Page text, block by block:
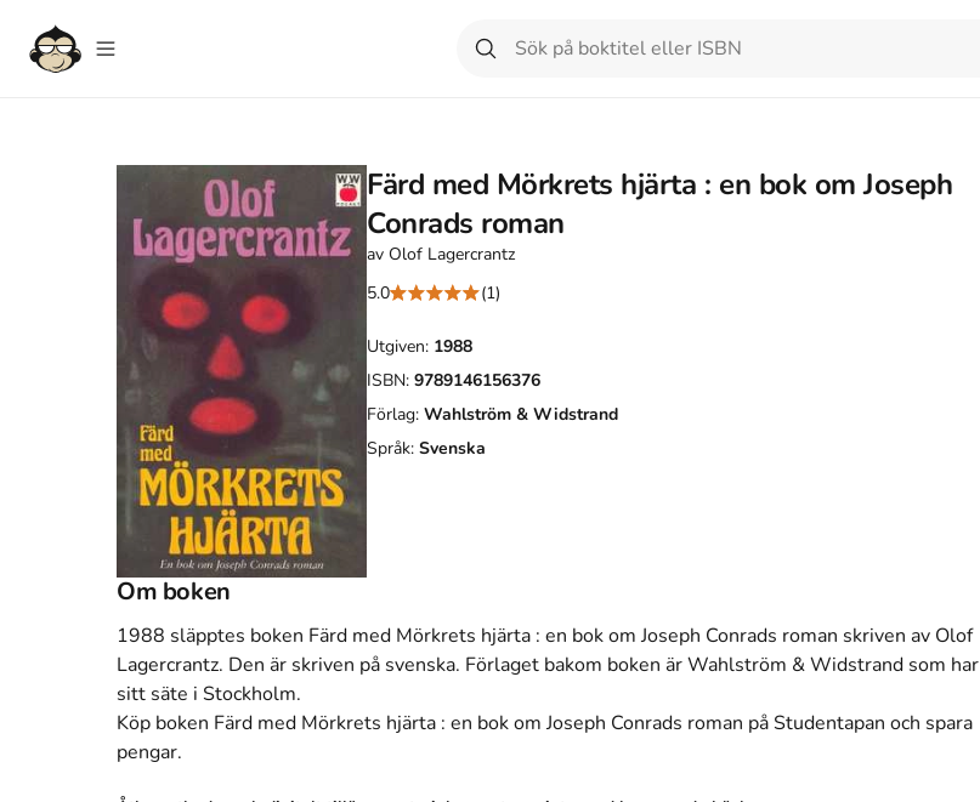
Färd med Mörkrets hjärta : en bok om Joseph
Conrads roman
av Olof Lagercrantz
5.0
(1)
Utgiven: 1988
ISBN: 9789146156376
Förlag: Wahlström & Widstrand
Språk: Svenska
Om boken
1988 släpptes boken Färd med Mörkrets hjärta : en bok om Joseph Conrads roman skriven av Olof
Lagercrantz. Den är skriven på svenska. Förlaget bakom boken ärWahlström & Widstrand som har
sitt säte i Stockholm.
Köp boken Färd med Mörkrets hjärta : en bok om Joseph Conrads roman på Studentapan och spara
pengar.